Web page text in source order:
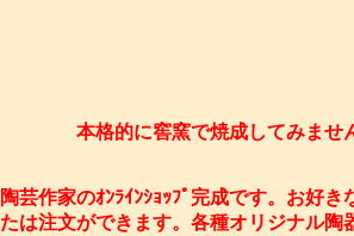
本格的に窖窯で焼成してみませ
陶芸作家のｵﾝﾗｲﾝｼｮｯﾌﾟ完成です。お好き
たは注文ができます。各種オリジナル陶